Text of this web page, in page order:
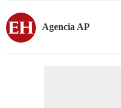
Agencia AP